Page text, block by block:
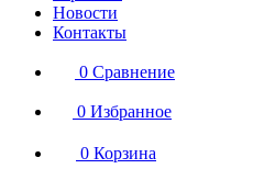
Новости
Контакты
0 Сравнение
0 Избранное
0 Корзина